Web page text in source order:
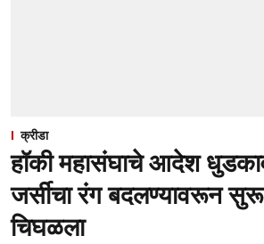
क्रीडा
हॉकी महासंघाचे आदेश
जर्सीचा रंग बदलण्यावरून
चिघळला